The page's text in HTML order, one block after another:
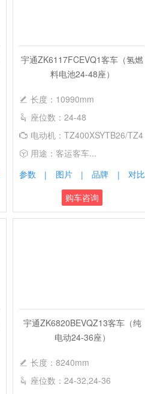
宇通ZK6117FCEVQ1客车（氢燃
料电池24-48座）
长度：10990mm
座位数：24-48
电动机：TZ400XSYTB26/TZ4
00XSYTB26
用途：客运客车...
参数
| 图片 | 品牌 |
对比
购车咨询
宇通ZK6820BEVQZ13客车（纯
电动24-36座）
长度：8240mm
座位数：24-32,24-36